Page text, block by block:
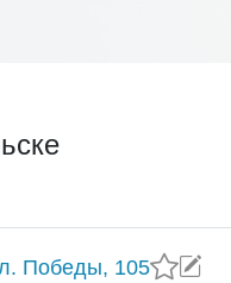
Победы, 105